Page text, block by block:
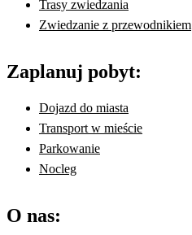
Trasy zwiedzania
Zwiedzanie z przewodnikiem
Zaplanuj pobyt:
Dojazd do miasta
Transport w mieście
Parkowanie
Nocleg
O nas: